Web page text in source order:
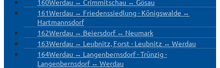
161Werdau ↔ Friedenssiedlung - Königswalde ↔
Hartmannsdorf
162Werdau ↔ Beiersdorf ↔ Neumark
163Werdau ↔ Leubnitz, Forst - Leubnitz ↔ Werdau
164Werdau ↔ Langenbernsdorf - Trünzig -
Langenbernsdorf ↔ Werdau